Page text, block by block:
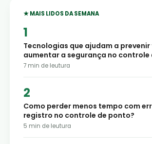
★ MAIS LIDOS DA SEMANA
Tecnologias que ajudam a prevenir
aumentar a segurança no controle
7 min de leutura
Como perder menos tempo com
registro no controle de ponto?
5 min de leutura